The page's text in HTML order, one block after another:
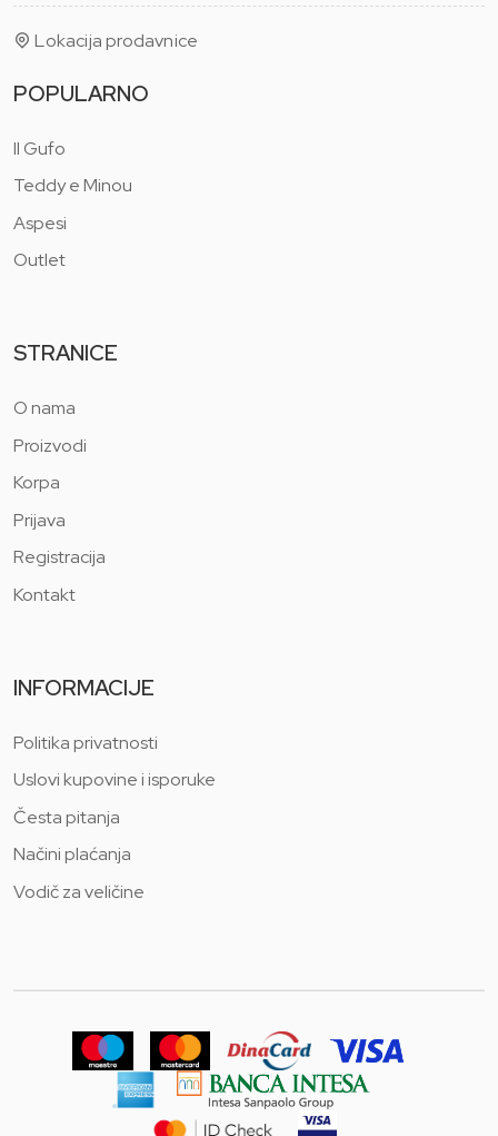
Lokacija prodavnice
POPULARNO
Il Gufo
Teddy e Minou
Aspesi
Outlet
STRANICE
O nama
Proizvodi
Korpa
Prijava
Registracija
Kontakt
INFORMACIJE
Politika privatnosti
Uslovi kupovine i isporuke
Česta pitanja
Načini plaćanja
Vodič za veličine